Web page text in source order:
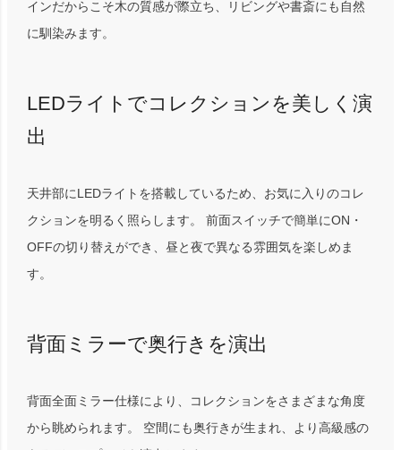
インだからこそ木の質感が際立ち、リビングや書斎にも自然
に馴染みます。
LEDライトでコレクションを美しく演
出
天井部にLEDライトを搭載しているため、お気に入りのコレ
クションを明るく照らします。 前面スイッチで簡単にON・
OFFの切り替えができ、昼と夜で異なる雰囲気を楽しめま
す。
背面ミラーで奥行きを演出
背面全面ミラー仕様により、コレクションをさまざまな角度
から眺められます。 空間にも奥行きが生まれ、より高級感の